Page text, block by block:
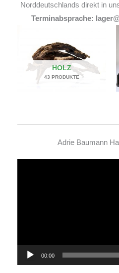
Norddeutschlands direkt in
Terminabsprache:
HOLZ
43 PRODUKTE
Adrie Baumann
00:00